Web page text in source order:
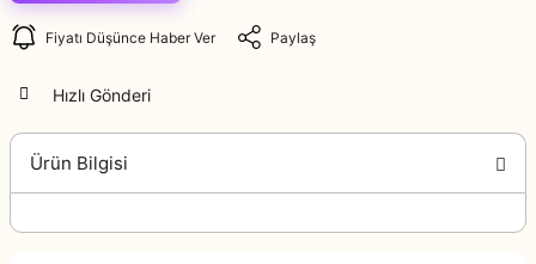
Fiyatı Düşünce Haber Ver Paylaş
Hızlı Gönderi
Ürün Bilgisi